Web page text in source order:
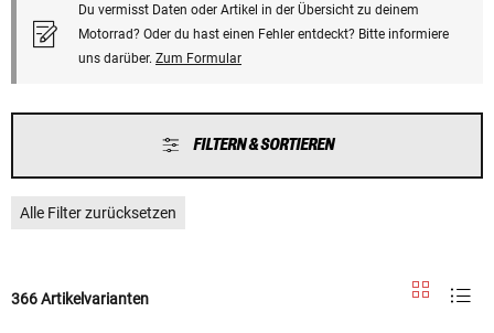
Du vermisst Daten oder Artikel in der Übersicht zu deinem
Motorrad? Oder du hast einen Fehler entdeckt? Bitte informiere
uns darüber. Zum Formular
FILTERN & SORTIEREN
Alle Filter zurücksetzen
366 Artikelvarianten